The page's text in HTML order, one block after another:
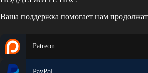
Ваша поддержка помогает нам
Patreon